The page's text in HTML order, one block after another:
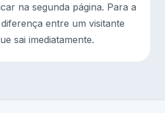
na segunda página. Para a
entre um visitante
sai imediatamente.